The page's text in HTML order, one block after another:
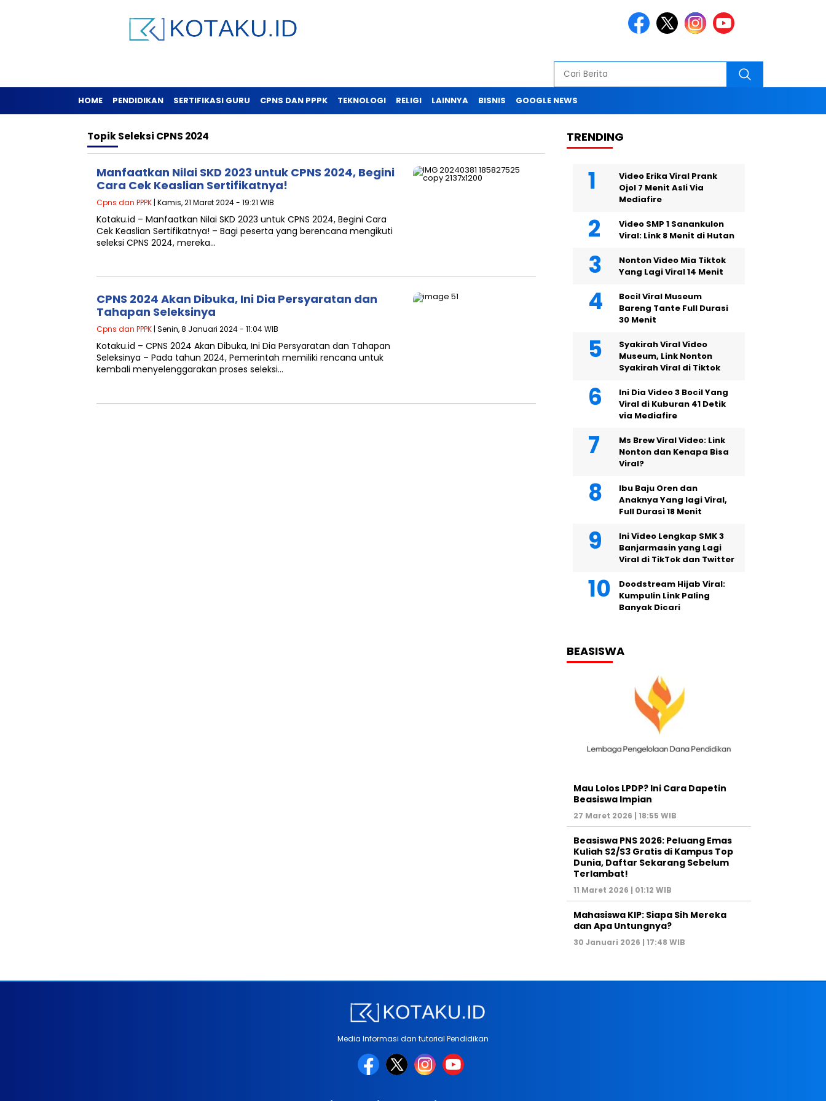
HOME PENDIDIKAN SERTIFIKASI GURU CPNS DAN PPPK TEKNOLOGI RELIGI LAINNYA BISNIS GOOGLE NEWS
TopikSeleksi CPNS 2024
Manfaatkan Nilai SKD 2023 untuk CPNS 2024, Begini
Cara Cek Keaslian Sertifikatnya!
Cpns dan PPPK | Kamis, 21 Maret 2024 - 19:21 WIB
Kotaku.id – Manfaatkan Nilai SKD 2023 untuk CPNS 2024, Begini Cara
Cek Keaslian Sertifikatnya! – Bagi peserta yang berencana mengikuti
seleksi CPNS 2024, mereka…
CPNS 2024 Akan Dibuka, Ini Dia Persyaratan dan
Tahapan Seleksinya
Cpns dan PPPK | Senin, 8 Januari 2024 - 11:04 WIB
Kotaku.id – CPNS 2024 Akan Dibuka, Ini Dia Persyaratan dan Tahapan
Seleksinya – Pada tahun 2024, Pemerintah memiliki rencana untuk
kembali menyelenggarakan proses seleksi…
TRENDING
Video Erika Viral Prank
Ojol 7 Menit Asli Via
Mediafire
Video SMP 1 Sanankulon
Viral: Link 8 Menit di Hutan
Nonton Video Mia Tiktok
Yang Lagi Viral 14 Menit
Bocil Viral Museum
Bareng Tante Full Durasi
30 Menit
Syakirah Viral Video
Museum, Link Nonton
Syakirah Viral di Tiktok
Ini Dia Video 3 Bocil Yang
Viral di Kuburan 41 Detik
via Mediafire
Ms Brew Viral Video: Link
Nonton dan Kenapa Bisa
Viral?
Ibu Baju Oren dan
Anaknya Yang lagi Viral,
Full Durasi 18 Menit
Ini Video Lengkap SMK 3
Banjarmasin yang Lagi
Viral di TikTok dan Twitter
Doodstream Hijab Viral:
Kumpulin Link Paling
Banyak Dicari
BEASISWA
Mau Lolos LPDP? Ini Cara Dapetin
Beasiswa Impian
27 Maret 2026 | 18:55 WIB
Beasiswa PNS 2026: Peluang Emas
Kuliah S2/S3 Gratis di Kampus Top
Dunia, Daftar Sekarang Sebelum
Terlambat!
11 Maret 2026 | 01:12 WIB
Mahasiswa KIP: Siapa Sih Mereka
dan Apa Untungnya?
30 Januari 2026 | 17:48 WIB
Media Informasi dan tutorial Pendidikan